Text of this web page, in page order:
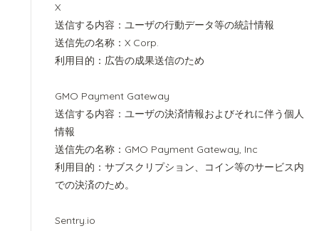
X
送信する内容：ユーザの行動データ等の統計情報
送信先の名称：X Corp.
利用目的：広告の成果送信のため
GMO Payment Gateway
送信する内容：ユーザの決済情報およびそれに伴う個人
情報
送信先の名称：GMO Payment Gateway, Inc
利用目的：サブスクリプション、コイン等のサービス内
での決済のため。
Sentry.io